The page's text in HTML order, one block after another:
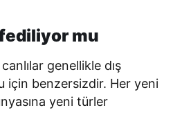
mu
genellikle dış
için benzersizdir. Her yeni
yeni türler